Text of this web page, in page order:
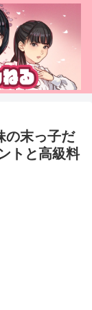
の末っ子だ
トと高級料